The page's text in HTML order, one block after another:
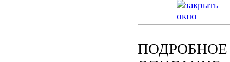
ПОДРОБНОЕ